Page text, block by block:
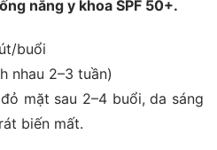
nắng y khoa SPF 50+.
buổi
nhau 2–3 tuần)
mặt sau 2–4 buổi, da sáng
biến mất.